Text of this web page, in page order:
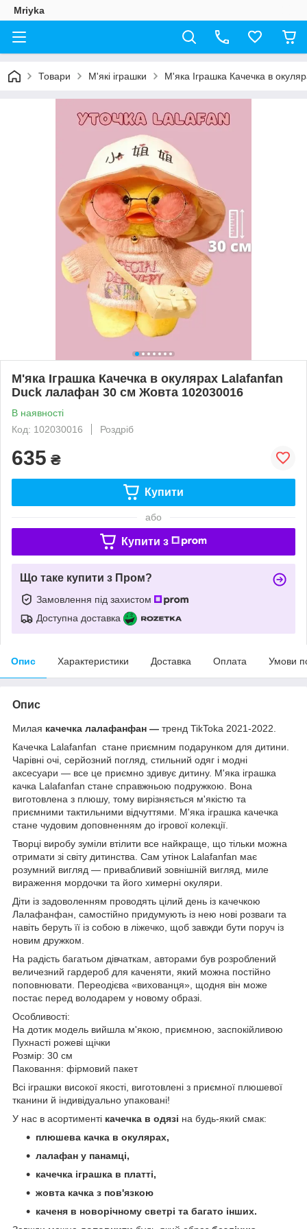
Mriyka
Товари М'які іграшки М'яка Іграшка Качечка в
М'яка Іграшка Качечка в окулярах Lalafanfan
Duck лалафан 30 см Жовта 102030016
В наявності
Код: 102030016
Роздріб
635 ₴
Купити
або
Купити з
Що таке купити з Пром?
Замовлення під захистом
Доступна доставка
Опис Характеристики Доставка Оплата Умови
Опис
Милая качечка лалафанфан — тренд TikToka 2021-2022.
Качечка Lalafanfan стане приємним подарунком для дитини.
Чарівні очі, серйозний погляд, стильний одяг і модні
аксесуари — все це приємно здивує дитину. М'яка іграшка
качка Lalafanfan стане справжньою подружкою. Вона
виготовлена з плюшу, тому вирізняється м'якістю та
приємними тактильними відчуттями. М'яка іграшка качечка
стане чудовим доповненням до ігрової колекції.
Творці виробу зуміли втілити все найкраще, що тільки можна
отримати зі світу дитинства. Сам утінок Lalafanfan має
розумний вигляд — привабливий зовнішній вигляд, миле
вираження мордочки та його химерні окуляри.
Діти із задоволенням проводять цілий день із качечкою
Лалафанфан, самостійно придумують із нею нові розваги та
навіть беруть її із собою в ліжечко, щоб завжди бути поруч із
новим дружком.
На радість багатьом дівчаткам, авторами був розроблений
величезний гардероб для каченяти, який можна постійно
поповнювати. Переодієва «вихованця», щодня він може
постає перед володарем у новому образі.
Особливості:
На дотик модель вийшла м'якою, приємною, заспокійливою
Пухнасті рожеві щічки
Розмір: 30 см
Паковання: фірмовий пакет
Всі іграшки високої якості, виготовлені з приємної плюшевої
тканини й індивідуально упаковані!
У нас в асортименті качечка в одязі на будь-який смак:
плюшева качка в окулярах,
лалафан у панамці,
качечка іграшка в платті,
жовта качка з пов'язкою
каченя в новорічному светрі та багато інших.